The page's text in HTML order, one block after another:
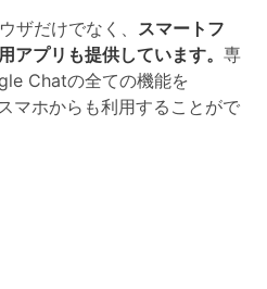
ザだけでなく、 スマートフ
アプリも提供しています。 専
Chatの全ての機能を
マホからも利用することがで